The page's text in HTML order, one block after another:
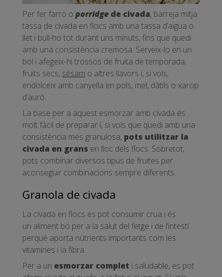
Per fer farro o porridge de civada, barreja mitja
tassa de civada en flocs amb una tassa d’aigua o
llet i bull-ho tot durant uns minuts, fins que quedi
amb una consistència cremosa. Serveix-lo en un
bol i afegeix-hi trossos de fruita de temporada,
fruits secs, sèsam o altres llavors i, si vols,
endolceix amb canyella en pols, mel, dàtils o xarop
d’auró.
La base per a aquest esmorzar amb civada és
molt fàcil de preparar i, si vols que quedi amb una
consistència més granulosa, pots utilitzar la
civada en grans en lloc dels flocs. Sobretot,
pots combinar diversos tipus de fruites per
aconseguir combinacions sempre diferents.
Granola de civada
La civada en flocs es pot consumir crua i és
un aliment bo per a la salut del fetge i de l’intestí
perquè aporta nutrients importants com les
vitamines i la fibra.
Per a un esmorzar complet i saludable, es pot